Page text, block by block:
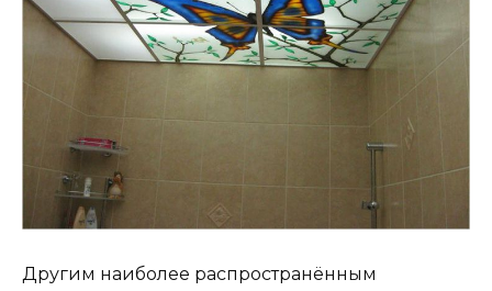
Другим наиболее распространённым